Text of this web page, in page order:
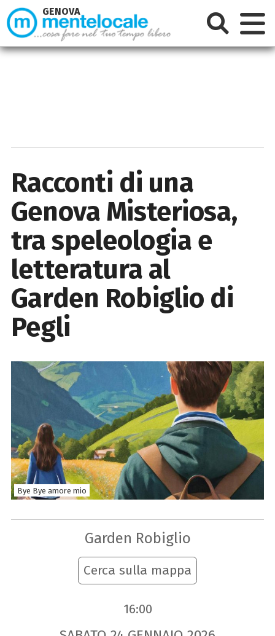
Racconti di una
Genova Misteriosa,
tra speleologia e
letteratura al
Garden Robiglio di
Pegli
Bye Bye amore mio
Garden Robiglio
Cerca sulla mappa
16:00
GENOVA